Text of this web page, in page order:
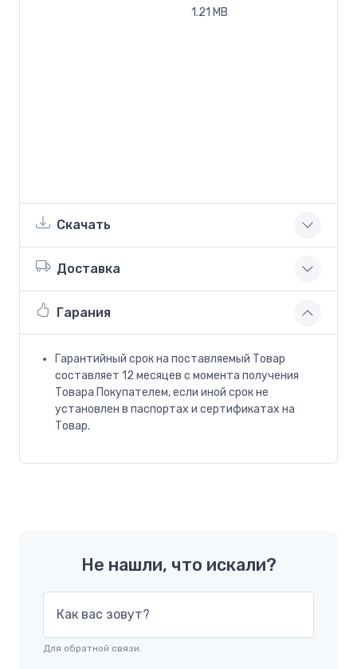
1.21 MB
Скачать
Доставка
Гарания
Гарантийный срок на поставляемый Товар
составляет 12 месяцев с момента получения
Товара Покупателем, если иной срок не
установлен в паспортах и сертификатах на
Товар.
Не нашли, что искали?
Как вас зовут?
Для обратной связи.